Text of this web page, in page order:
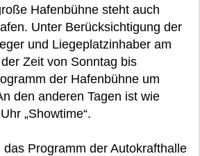
Hafenbühne steht auch
Unter Berücksichtigung der
und Liegeplatzinhaber am
Zeit von Sonntag bis
der Hafenbühne um
den anderen Tagen ist wie
„Showtime“.
Programm der Autokrafthalle